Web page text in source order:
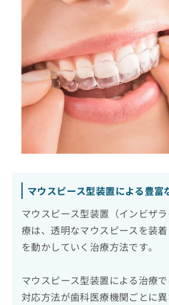
マウスピース型装置による豊富
マウスピース型装置（インビザ
療は、透明なマウスピースを装
を動かしていく治療方法です。
マウスピース型装置による治療
対応方法が歯科医療機関ごとに